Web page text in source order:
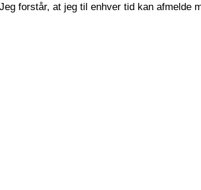
forstår, at jeg til enhver tid kan afmelde